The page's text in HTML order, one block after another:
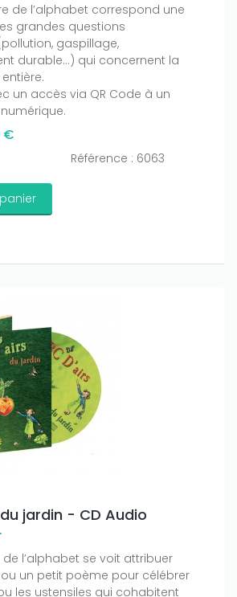
de l’alphabet correspond une
grandes questions
gaspillage,
durable…) qui concernent la
un accès via QR Code à un
€
Référence : 6063
du jardin - CD Audio
l’alphabet se voit attribuer
un petit poème pour célébrer
les ustensiles qui cohabitent